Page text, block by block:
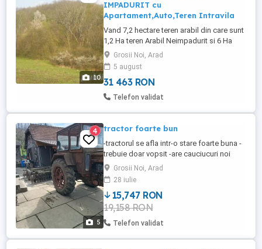
10
IMPADURIT cu
Apartament,Auto,Teren Intravila
Vand 7,2 hectare teren arabil din care sunt
1,2 Ha teren Arabil Neimpadurit si 6 Ha
teren Arabil IMPADURIT varsta arborilor
fiind 80 ani , SE VINDE SI LA HECTAR sau
SCHIMB CU APARTAMENT,Pamnt Intravilan
sau Autoturism in Timisoara sau ARAD
.pamantul se afla in Grosii Noi judetul arad
Grosii Noi, Arad
5 august
31 463 RON
Telefon validat
5
4 tractor foarte bun
-tractorul se afla intr-o stare foarte buna -
trebuie doar vopsit -are cauciucuri noi
Grosii Noi, Arad
28 iulie
15,747 RON
19,158 RON
Telefon validat